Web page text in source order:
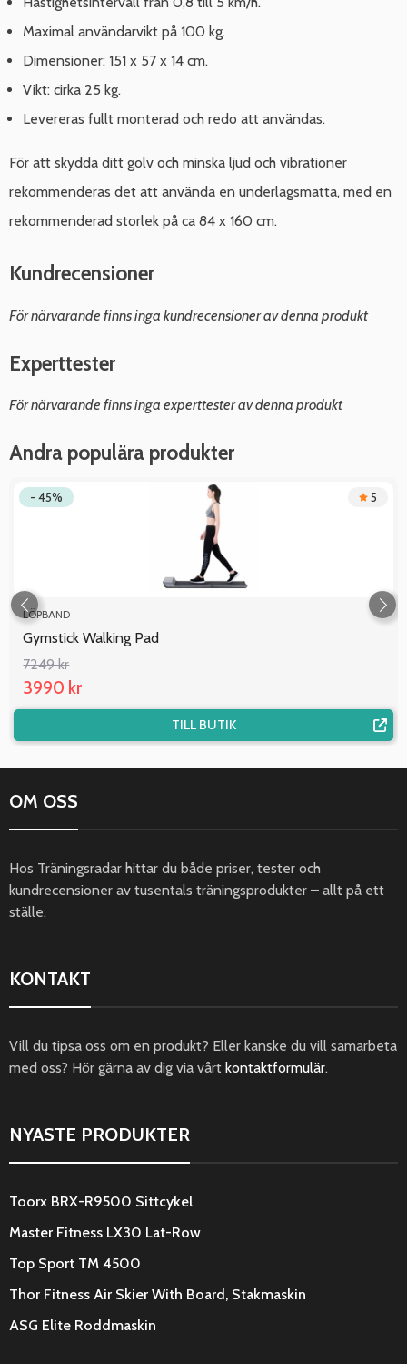
Maximal användarvikt på 100 kg.
Dimensioner: 151 x 57 x 14 cm.
Vikt: cirka 25 kg.
Levereras fullt monterad och redo att användas.
För att skydda ditt golv och minska ljud och vibrationer
rekommenderas det att använda en underlagsmatta, med en
rekommenderad storlek på ca 84 x 160 cm.
Kundrecensioner
För närvarande finns inga kundrecensioner av denna produkt
Experttester
För närvarande finns inga experttester av denna produkt
Andra populära produkter
- 45% 5
LÖPBAND
Gymstick Walking Pad
7249 kr
3990 kr
TILL BUTIK
OM OSS
Hos Träningsradar hittar du både priser, tester och
kundrecensioner av tusentals träningsprodukter – allt på ett
ställe.
KONTAKT
Vill du tipsa oss om en produkt? Eller kanske du vill samarbeta
med oss? Hör gärna av dig via vårt kontaktformulär.
NYASTE PRODUKTER
Toorx BRX-R9500 Sittcykel
Master Fitness LX30 Lat-Row
Top Sport TM 4500
Thor Fitness Air Skier With Board, Stakmaskin
ASG Elite Roddmaskin